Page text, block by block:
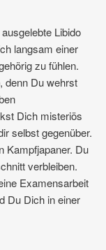
Libido
langsam einer
zu fühlen.
denn Du wehrst
Dich misteriös
selbst gegenüber.
Kampfjapaner. Du
verbleiben.
Examensarbeit
Du Dich in einer